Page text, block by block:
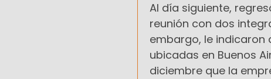
Al día siguiente,
reunión con dos
embargo, le indicaron
ubicadas en Buenos
diciembre que la